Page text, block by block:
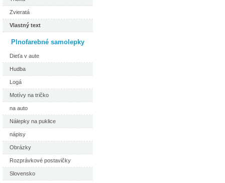
Zvieratá
Vlastný text
Plnofarebné samolepky
Dieťa v aute
Hudba
Logá
Motívy na tričko
na auto
Nálepky na puklice
nápisy
Obrázky
Rozprávkové postavičky
Slovensko